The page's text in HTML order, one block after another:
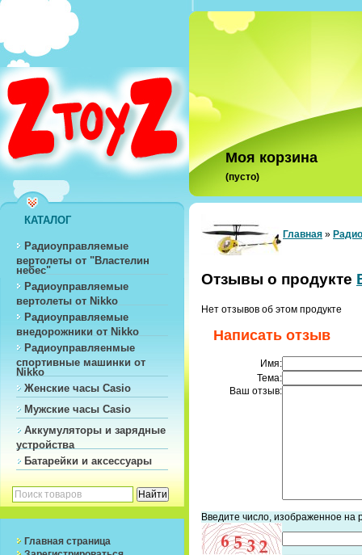
Моя корзина
(пусто)
КАТАЛОГ
Радиоуправляемые
вертолеты от "Властелин
небес"
Радиоуправляемые
вертолеты от Nikko
Радиоуправляемые
внедорожники от Nikko
Радиоуправляенмые
спортивные машинки от
Nikko
Женские часы Casio
Мужские часы Casio
Аккумуляторы и зарядные
устройства
Батарейки и аксессуары
Главная страница
Главная »
Отзывы о продукте
Нет отзывов об этом продукте
Написать отзыв
Имя:
Тема:
Ваш отзыв:
Введите число, изображенное на